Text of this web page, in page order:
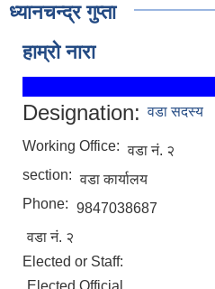
ध्यानचन्द्र गुप्ता
हाम्रो नारा
Designation: वडा सदस्य
Working Office: वडा नं. २
section: वडा कार्यालय
Phone: 9847038687
वडा नं. २
Elected or Staff: